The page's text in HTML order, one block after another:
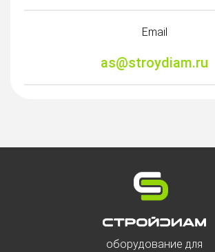
Email
as@stroydiam.ru
оборудование для